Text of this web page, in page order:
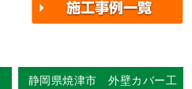
静岡県焼津市 外壁カバー工